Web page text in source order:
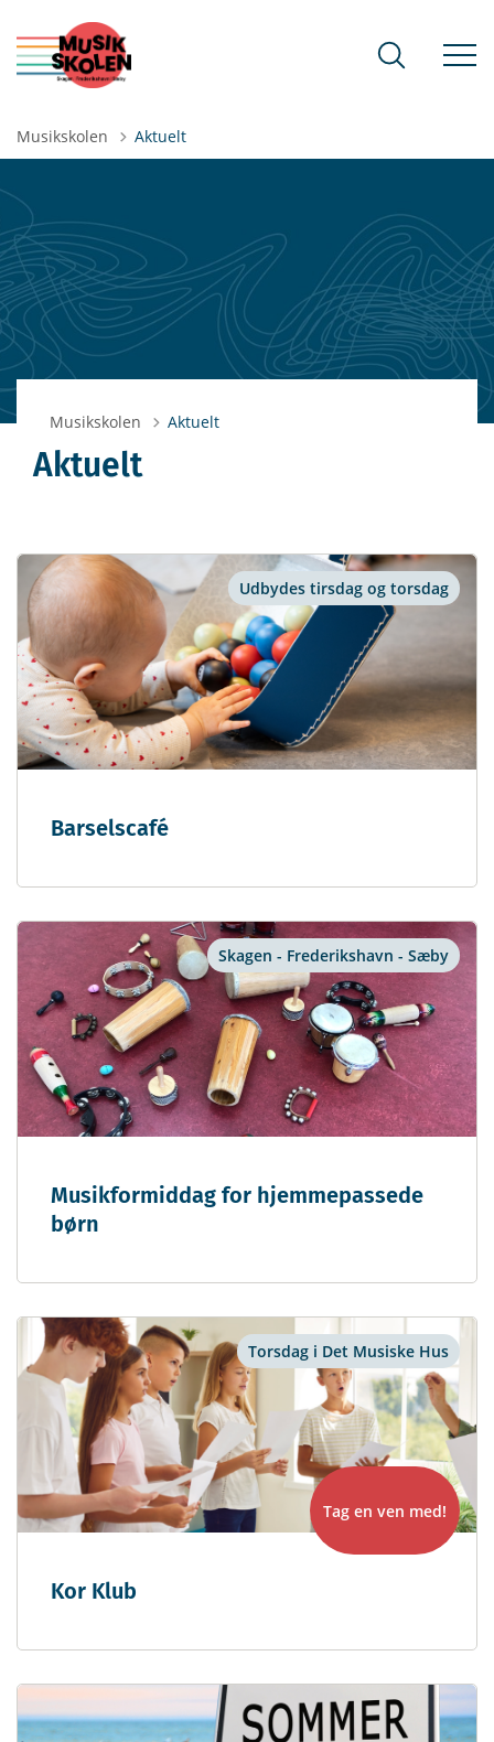
Musikskolen Aktuelt
Musikskolen Aktuelt
Aktuelt
Udbydes tirsdag og torsdag
Barselscafé
Skagen - Frederikshavn - Sæby
Musikformiddag for hjemmepassede
børn
Tag en ven med!
Torsdag i Det Musiske Hus
Kor Klub